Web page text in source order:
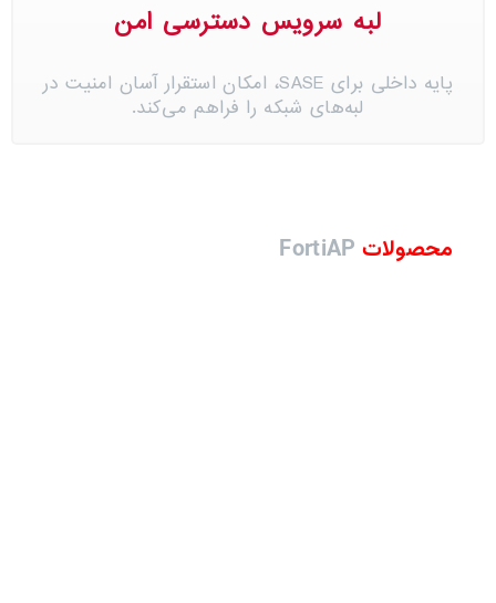
لبه سرویس دسترسی امن
پایه داخلی برای SASE، امکان استقرار آسان امنیت در
لبه‌های شبکه را فراهم می‌کند.
محصولات FortiAP